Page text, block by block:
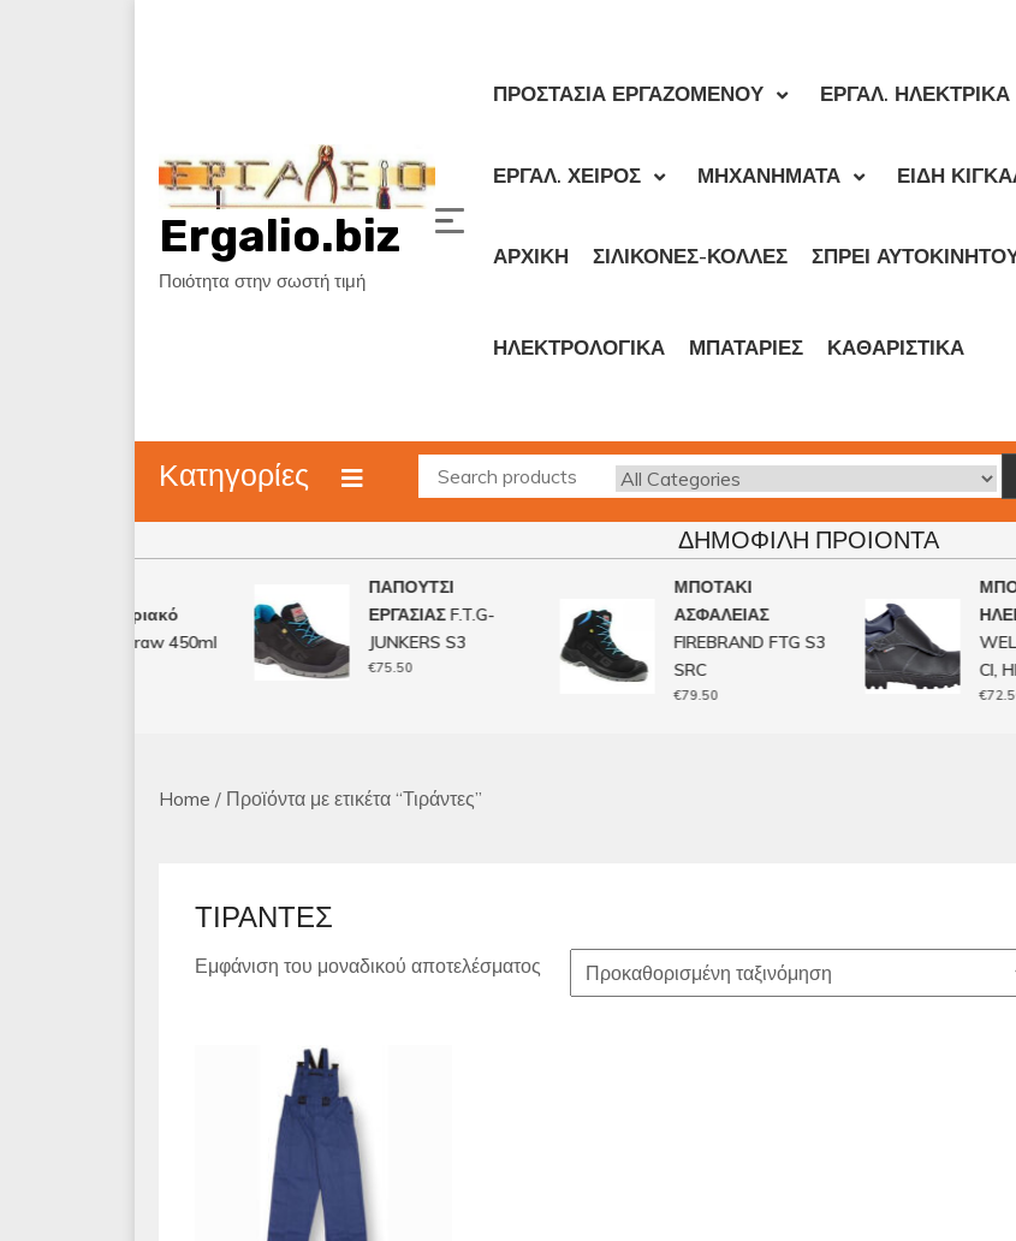
Ergalio.biz
Ποιότητα στην σωστή τιμή
ΠΡΟΣΤΑΣΙΑ ΕΡΓΑΖΟΜΕΝΟΥ ΕΡΓΑΛ. ΗΛΕΚΤΡΙΚΑ
ΕΡΓΑΛ. ΧΕΙΡΟΣ ΜΗΧΑΝΗΜΑΤΑ ΕΙΔΗ
ΑΡΧΙΚΉ ΣΙΛΙΚΟΝΕΣ-ΚΟΛΛΕΣ ΣΠΡΕΙ
ΗΛΕΚΤΡΟΛΟΓΙΚΑ ΜΠΑΤΑΡΙΕΣ ΚΑΘΑΡΙΣΤΙΚΑ
Κατηγορίες
ΔΗΜΟΦΙΛΉ ΠΡΟΙΌΝΤΑ
Αντισκωριακό
Smart Straw 450ml
ΠΑΠΟΥΤΣΙ
ΕΡΓΑΣΙΑΣ F.T.G-
JUNKERS S3
75.50
ΜΠΟΤΑΚΙ
ΑΣΦΑΛΕΙΑΣ
FIREBRAND FTG S3
SRC
79.50
CI,
72.50
Home / Προϊόντα με ετικέτα “Τιράντες”
ΤΙΡΆΝΤΕΣ
Εμφάνιση του μοναδικού αποτελέσματος